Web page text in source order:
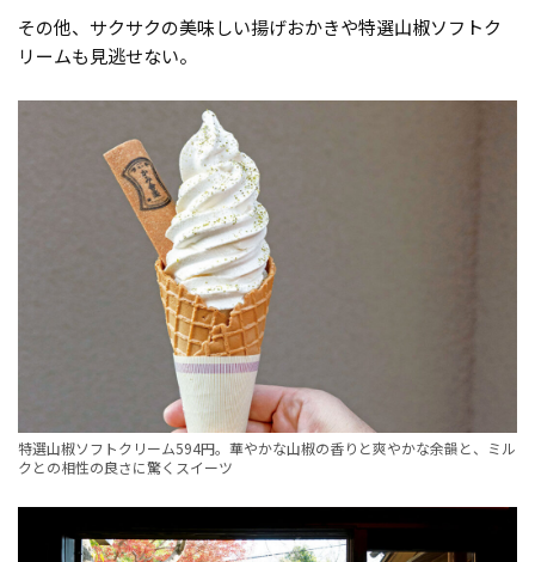
その他、サクサクの美味しい揚げおかきや特選山椒ソフトク
リームも見逃せない。
特選山椒ソフトクリーム594円。華やかな山椒の香りと爽やかな余韻と、ミル
クとの相性の良さに驚くスイーツ